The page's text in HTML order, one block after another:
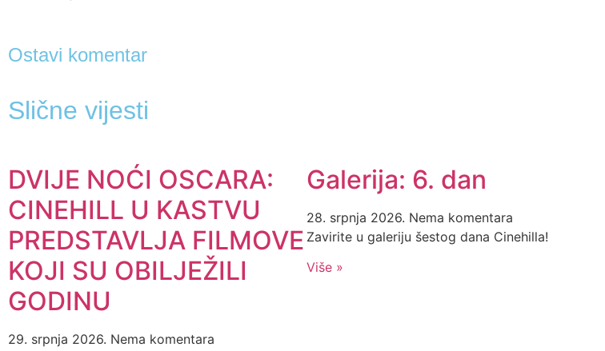
Ostavi komentar
Slične vijesti
DVIJE NOĆI OSCARA:
CINEHILL U KASTVU
PREDSTAVLJA FILMOVE
KOJI SU OBILJEŽILI
GODINU
29. srpnja 2026. Nema komentara
Galerija: 6. dan
28. srpnja 2026. Nema komentara
Zavirite u galeriju šestog dana Cinehilla!
Više »